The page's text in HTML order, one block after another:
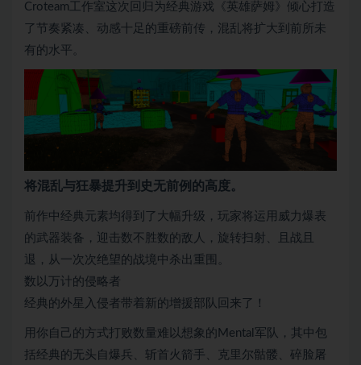
Croteam工作室这次回归为经典游戏《英雄萨姆》倾心打造
了节奏紧凑、动感十足的重磅前传，混乱将扩大到前所未
有的水平。
将混乱与狂暴提升到史无前例的高度。
前作中经典元素均得到了大幅升级，玩家将运用威力爆表
的武器装备，迎击数不胜数的敌人，旋转扫射、且战且
退，从一次次绝望的战境中杀出重围。
数以万计的侵略者
经典的外星入侵者带着新的增援部队回来了！
用你自己的方式打败数量难以想象的Mental军队，其中包
括经典的无头自爆兵、斩首火箭手、克里尔骷髅、碎脸屠